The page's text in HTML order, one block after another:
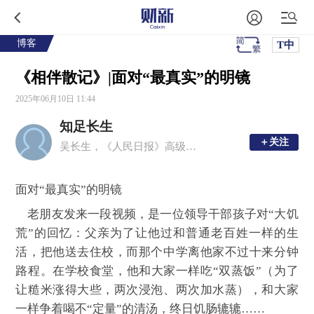
博客 T中
《相伴散记》|面对“最真实”的明镜
2025年06月10日 11:44
知足长生
吴长生，《人民日报》高级编辑 ＋关注
＋关注
面对“最真实”的明镜
老朋友发来一段视频，是一位领导干部孩子对“大饥
荒”的回忆：父亲为了让他过和普通老百姓一样的生
活，把他送去住校，而那个中学离他家不过十来分钟
路程。在学校食堂，他和大家一样吃“双蒸饭”（为了
让糙米涨得大些，两次浸泡、两次加水蒸），和大家
一样争着喝不“定量”的清汤，终日饥肠辘辘……